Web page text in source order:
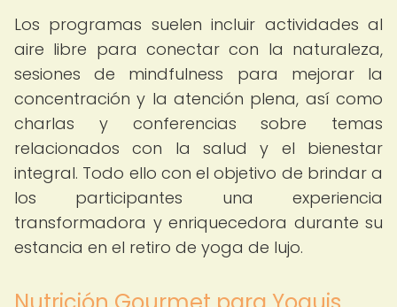
Los programas suelen incluir actividades al
aire libre para conectar con la naturaleza,
sesiones de mindfulness para mejorar la
concentración y la atención plena, así como
charlas y conferencias sobre temas
relacionados con la salud y el bienestar
integral. Todo ello con el objetivo de brindar a
los participantes una experiencia
transformadora y enriquecedora durante su
estancia en el retiro de yoga de lujo.